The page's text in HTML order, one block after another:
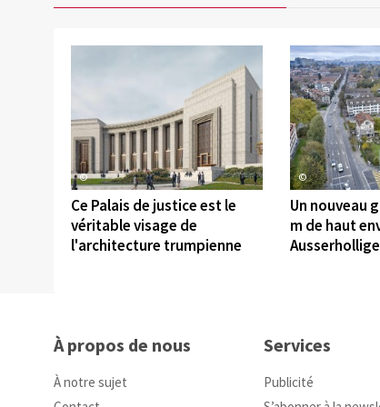
©
Ce Palais de justice est le
véritable visage de
l'architecture trumpienne
©
Un nouveau
m de haut
À propos de nous
À notre sujet
Services
Publicité